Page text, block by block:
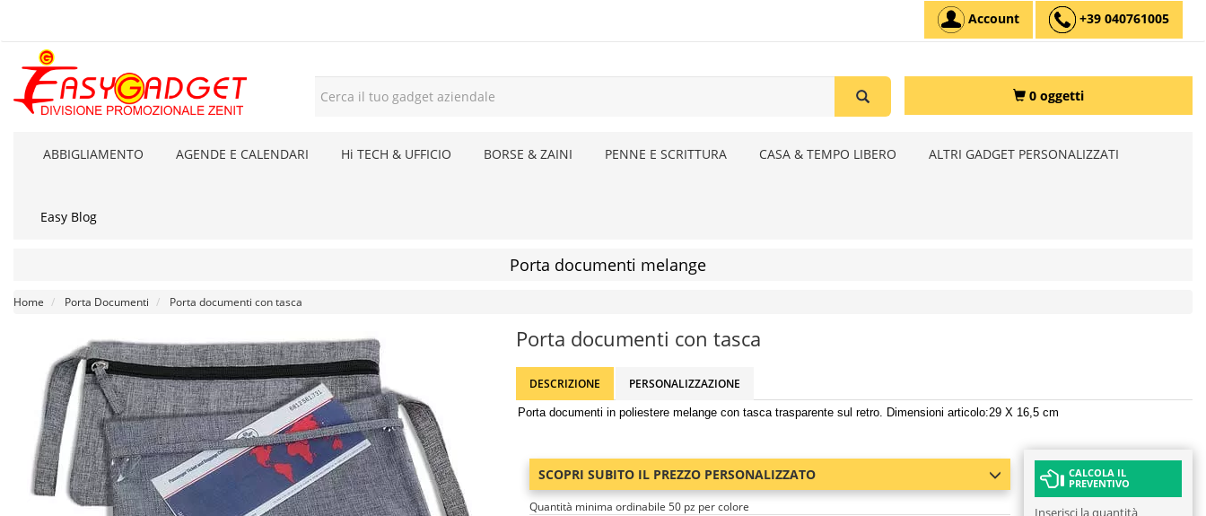
Account +39 040761005
0 oggetti
ABBIGLIAMENTO AGENDE E CALENDARI Hi TECH & UFFICIO BORSE & ZAINI PENNE E SCRITTURA CASA & TEMPO LIBERO ALTRI GADGET PERSONALIZZATI
Easy Blog
Porta documenti melange
Home Porta Documenti Porta documenti con tasca
Porta documenti con tasca
DESCRIZIONE PERSONALIZZAZIONE
Porta documenti in poliestere melange con tasca trasparente sul retro. Dimensioni articolo:29 X 16,5 cm
SCOPRI SUBITO IL PREZZO PERSONALIZZATO
Quantità minima ordinabile 50 pz per colore
CALCOLA IL
PREVENTIVO
Inserisci la quantità